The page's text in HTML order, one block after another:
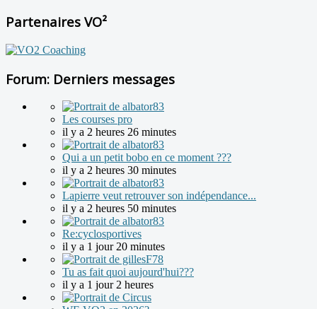
Partenaires VO²
Forum: Derniers messages
Les courses pro
il y a 2 heures 26 minutes
Qui a un petit bobo en ce moment ???
il y a 2 heures 30 minutes
Lapierre veut retrouver son indépendance...
il y a 2 heures 50 minutes
Re:cyclosportives
il y a 1 jour 20 minutes
Tu as fait quoi aujourd'hui???
il y a 1 jour 2 heures